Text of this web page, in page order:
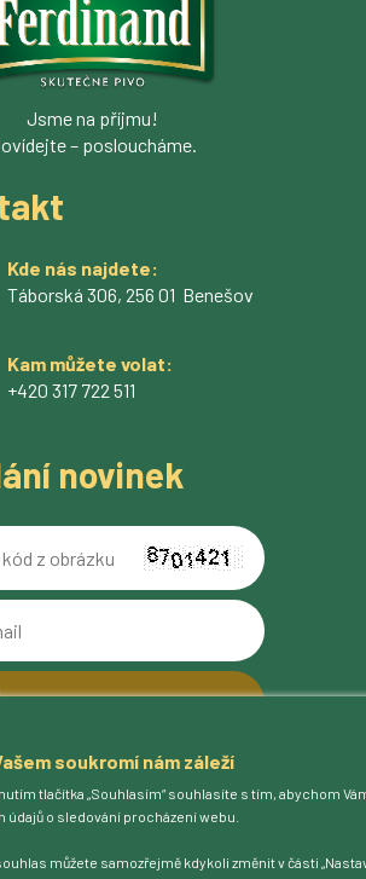
soukromí nám záleží
tlačítka „Souhlasím“ souhlasíte s tím, abychom
údajů o sledování procházení webu.
můžete samozřejmě kdykoli změnit v části
O pivovaru
Naše piva
Kam na Ferdinanda
Humnová sladovna
Jsme na příjmu!
– posloucháme.
Kde nás najdete:
Táborská 306, 256 01 Benešov
Kam můžete volat:
+420 317 722 511
novinek